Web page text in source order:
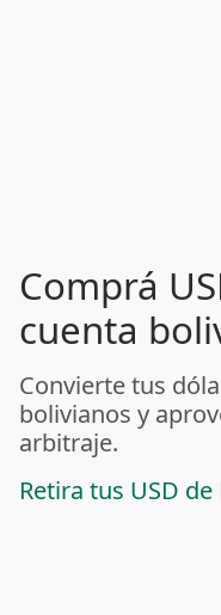
Comprá
cuenta
Convierte tus
bolivianos y
arbitraje.
Retira tus USD de